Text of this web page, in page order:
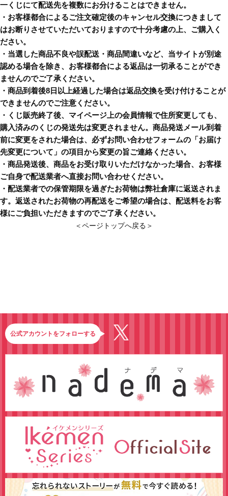
一くじにて配送先を複数にお分けることはできません。
・お客様都合によるご注文確定後のキャンセル交換につきまして
はお断りさせていただいておりますので十分考慮の上、ご購入く
ださい。
・当選した商品不良や誤配送・商品間違いなど、当サイトが別途
認める場合を除き、お客様都合による返品は一切承ることができ
ませんのでご了承ください。
・商品到着後8日以上経過した場合は返品交換を受け付けることが
できませんのでご注意ください。
・くじ販売終了後、マイページ上の会員情報で住所変更しても、
購入済みのくじの発送先は変更されません。商品発送メール到着
前に変更をされた場合は、必ずお問い合わせフォームの「お届け
先変更について」の項目から変更の旨ご連絡ください。
・商品発送後、商品をお受け取りいただけなかった場合、お客様
ご自身で配送業者へ直接お問い合わせください。
・配送業者での保管期限を過ぎたお荷物は弊社倉庫に返送されま
す。返送されたお荷物の再配送をご希望の場合は、配送料をお客
様にご負担いただきますのでご了承ください。
＜ページトップへ戻る＞
公式アカウントをフォローする